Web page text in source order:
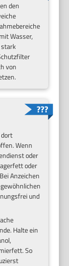
den
Wasser,
stark
von
Wenn
oder
oder
Anzeichen
und
Halte ein
So